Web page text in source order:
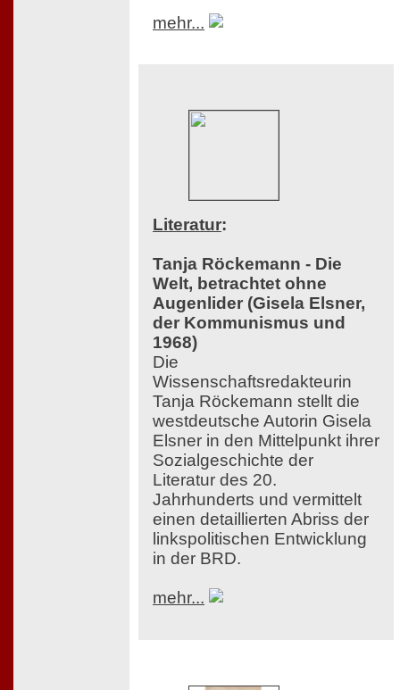
mehr...
Literatur:
Tanja Röckemann - Die
Welt, betrachtet ohne
Augenlider (Gisela Elsner,
der Kommunismus und
1968)
Die
Wissenschaftsredakteurin
Tanja Röckemann stellt die
westdeutsche Autorin Gisela
Elsner in den Mittelpunkt ihrer
Sozialgeschichte der
Literatur des 20.
Jahrhunderts und vermittelt
einen detaillierten Abriss der
linkspolitischen Entwicklung
in der BRD.
mehr...